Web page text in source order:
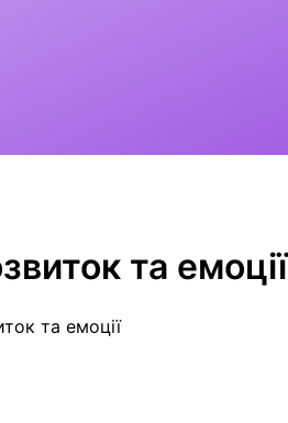
та емоції
та емоції